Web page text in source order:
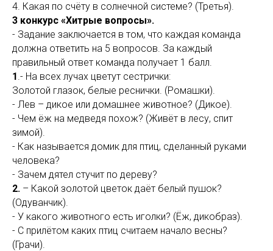
4. Какая по счёту в солнечной системе? (Третья).
3 конкурс «Хитрые вопросы».
- Задание заключается в том, что каждая команда
должна ответить на 5 вопросов. За каждый
правильный ответ команда получает 1 балл.
1.- На всех лучах цветут сестрички:
Золотой глазок, белые реснички. (Ромашки).
- Лев – дикое или домашнее животное? (Дикое).
- Чем ёж на медведя похож? (Живёт в лесу, спит
зимой).
- Как называется домик для птиц, сделанный руками
человека?
- Зачем дятел стучит по дереву?
2. – Какой золотой цветок даёт белый пушок?
(Одуванчик).
- У какого животного есть иголки? (Ёж, дикобраз).
- С прилётом каких птиц считаем начало весны?
(Грачи).